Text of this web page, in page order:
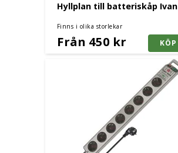
Hyllplan till batteriskåp Ivan
Finns i olika storlekar
Från 450 kr